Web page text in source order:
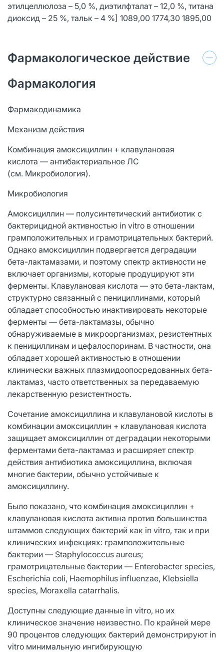
этилцеллюлоза – 5,0 %, диэтилфталат – 12,0 %, титана
диоксид – 25 %, тальк – 4 %] 1089,00 1774,30 1895,00
Фармакологическое действие
Фармакология
Фармакодинамика
Механизм действия
Комбинация амоксициллин + клавулановая
кислота — антибактериальное ЛС
(см. Микробиология).
Микробиология
Амоксициллин — полусинтетический антибиотик с
бактерицидной активностью in vitro в отношении
грамположительных и грамотрицательных бактерий.
Однако амоксициллин подвергается деградации
бета-лактамазами, и поэтому спектр активности не
включает организмы, которые продуцируют эти
ферменты. Клавулановая кислота — это бета-лактам,
структурно связанный с пенициллинами, который
обладает способностью инактивировать некоторые
ферменты — бета-лактамазы, обычно
обнаруживаемые в микроорганизмах, резистентных
к пенициллинам и цефалоспоринам. В частности, она
обладает хорошей активностью в отношении
клинически важных плазмидоопосредованных бета-
лактамаз, часто ответственных за передаваемую
лекарственную резистентность.
Сочетание амоксициллина и клавулановой кислоты в
комбинации амоксициллин + клавулановая кислота
защищает амоксициллин от деградации некоторыми
ферментами бета-лактамаз и расширяет спектр
действия антибиотика амоксициллина, включая
многие бактерии, обычно устойчивые к
амоксициллину.
Было показано, что комбинация амоксициллин +
клавулановая кислота активна против большинства
штаммов следующих бактерий как in vitro, так и при
клинических инфекциях: грамположительные
бактерии — Staphylococcus aureus;
грамотрицательные бактерии — Enterobacter species,
Escherichia coli, Haemophilus influenzae, Klebsiella
species, Moraxella catarrhalis.
Доступны следующие данные in vitro, но их
клиническое значение неизвестно. По крайней мере
90 процентов следующих бактерий демонстрируют in
vitro минимальную ингибирующую